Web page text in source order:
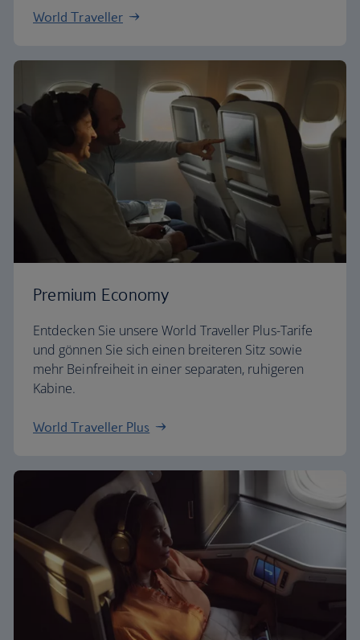
World Traveller
Premium Economy
Entdecken Sie unsere World Traveller Plus-Tarife
und gönnen Sie sich einen breiteren Sitz sowie
mehr Beinfreiheit in einer separaten, ruhigeren
Kabine.
World Traveller Plus